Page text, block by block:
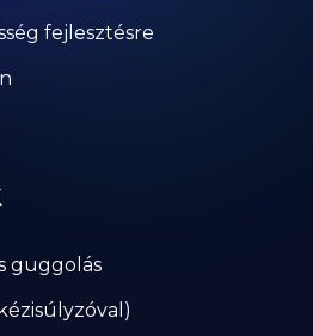
fejlesztésre
guggolás